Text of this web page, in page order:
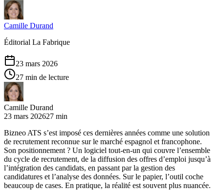
Camille Durand
Éditorial La Fabrique
23 mars 2026
27 min de lecture
Camille Durand
23 mars 202627 min
Bizneo ATS s’est imposé ces dernières années comme une solution
de recrutement reconnue sur le marché espagnol et francophone.
Son positionnement ? Un logiciel tout-en-un qui couvre l’ensemble
du cycle de recrutement, de la diffusion des offres d’emploi jusqu’à
l’intégration des candidats, en passant par la gestion des
candidatures et l’analyse des données. Sur le papier, l’outil coche
beaucoup de cases. En pratique, la réalité est souvent plus nuancée.